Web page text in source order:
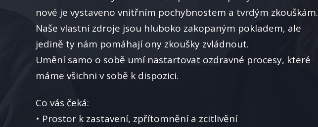
nové je vystaveno vnitřním pochybnostem a tvrdým zkouškám.
Naše vlastní zdroje jsou hluboko zakopaným pokladem, ale
jedině ty nám pomáhají ony zkoušky zvládnout.
Umění samo o sobě umí nastartovat ozdravné procesy, které
máme všichni v sobě k dispozici.
Co vás čeká:
• Prostor k zastavení, zpřítomnění a zcitlivění